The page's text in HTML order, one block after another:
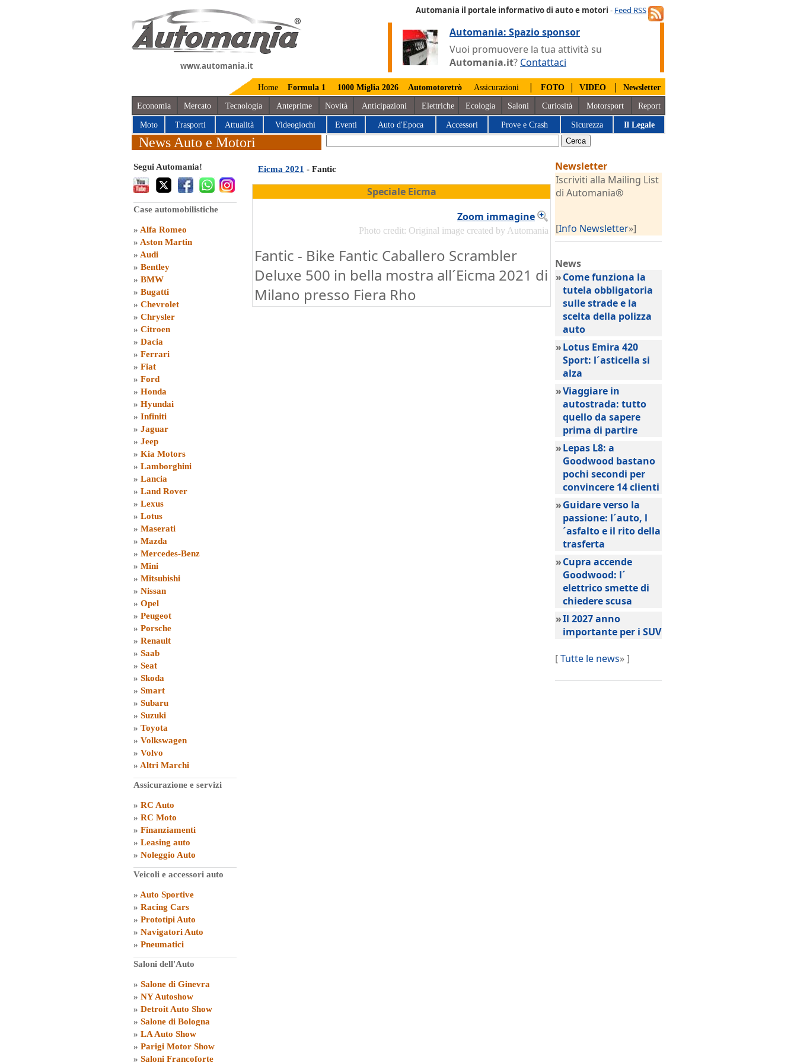
www.automania.it
Automania il portale informativo di auto e motori - Feed RSS
Automania: Spazio sponsor
Vuoi promuovere la tua attività su
Automania.it? Contattaci
Home Formula 1 1000 Miglia 2026 Automotoretrò Assicurazioni | FOTO | VIDEO | Newsletter
Economia Mercato Tecnologia Anteprime Novità Anticipazioni Elettriche Ecologia Saloni Curiosità Motorsport Report
Moto Trasporti Attualità Videogiochi Eventi Auto d'Epoca Accessori Prove e Crash Sicurezza Il Legale
News Auto e Motori
Segui Automania!
Case automobilistiche
» Alfa Romeo
» Aston Martin
» Audi
» Bentley
» BMW
» Bugatti
» Chevrolet
» Chrysler
» Citroen
» Dacia
» Ferrari
» Fiat
» Ford
» Honda
» Hyundai
» Infiniti
» Jaguar
» Jeep
» Kia Motors
» Lamborghini
» Lancia
» Land Rover
» Lexus
» Lotus
» Maserati
» Mazda
» Mercedes-Benz
» Mini
» Mitsubishi
» Nissan
» Opel
» Peugeot
» Porsche
» Renault
» Saab
» Seat
» Skoda
» Smart
» Subaru
» Suzuki
» Toyota
» Volkswagen
» Volvo
» Altri Marchi
Assicurazione e servizi
» RC Auto
» RC Moto
» Finanziamenti
» Leasing auto
» Noleggio Auto
Veicoli e accessori auto
» Auto Sportive
» Racing Cars
» Prototipi Auto
» Navigatori Auto
» Pneumatici
Saloni dell'Auto
» Salone di Ginevra
» NY Autoshow
» Detroit Auto Show
» Salone di Bologna
» LA Auto Show
» Parigi Motor Show
» Saloni Francoforte
Eicma 2021 - Fantic
Speciale Eicma
Zoom immagine
Photo credit: Original image created by Automania
Fantic - Bike Fantic Caballero Scrambler
Deluxe 500 in bella mostra all´Eicma 2021 di
Milano presso Fiera Rho
Newsletter
Iscriviti alla Mailing List
di Automania®
[Info Newsletter»]
News
»Come funziona la
tutela obbligatoria
sulle strade e la
scelta della polizza
auto
»Lotus Emira 420
Sport: l´asticella si
alza
»Viaggiare in
autostrada: tutto
quello da sapere
prima di partire
»Lepas L8: a
Goodwood bastano
pochi secondi per
convincere 14 clienti
»Guidare verso la
passione: l´auto, l
´asfalto e il rito della
trasferta
»Cupra accende
Goodwood: l´
elettrico smette di
chiedere scusa
»Il 2027 anno
importante per i SUV
[Tutte le news» ]